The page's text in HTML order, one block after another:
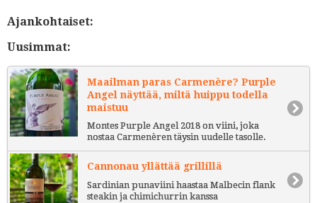
Ajankohtaiset:
Uusimmat:
Maailman paras Carmenère? Purple
Angel näyttää, miltä huippu todella
maistuu
Montes Purple Angel 2018 on viini, joka
nostaa Carmenèren täysin uudelle tasolle.
Cannonau yllättää grillillä
Sardinian punaviini haastaa Malbecin flank
steakin ja chimichurrin kanssa